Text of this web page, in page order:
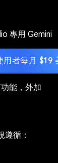
專用 Gemini
用者每月 $19
能，外加
遵循：